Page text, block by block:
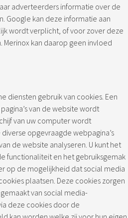
adverteerders informatie over de
Google kan deze informatie aan
wordt verplicht, of voor zover deze
kan daarop geen invloed
diensten gebruik van cookies. Een
van de website wordt
van uw computer wordt
opgevraagde webpagina’s
de website analyseren. U kunt het
functionaliteit en het gebruiksgemak
op de mogelijkheid dat social media
plaatsen. Deze cookies zorgen
van social media-
deze cookies door de